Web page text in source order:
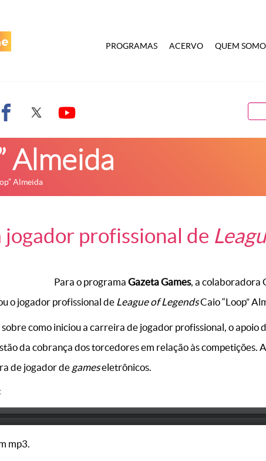
PROGRAMAS ACERVO QUEM
Almeida
Almeida
profissional de
Para o programaGazeta Games, a colaboradora
o jogador profissional de League of LegendsCaio “Loop”
como iniciou a carreira de jogador profissional, o apoio
da cobrança dos torcedores em relação às competições.
de jogador de gameseletrônicos.
mp3.